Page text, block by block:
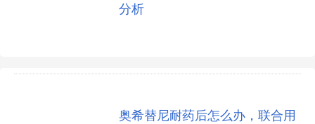
分析
奥希替尼耐药后怎么办，联合用